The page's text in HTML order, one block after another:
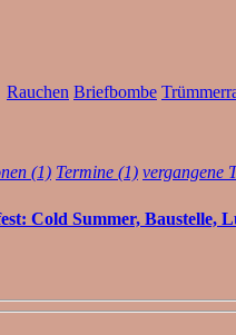
Rauchen Briefbombe
(1) Termine (1) vergangene
Cold Summer, Baustelle,